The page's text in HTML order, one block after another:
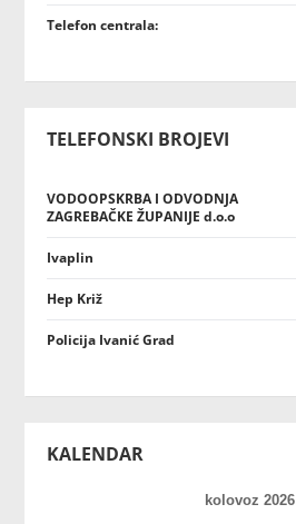
Telefon centrala:
TELEFONSKI BROJEVI
VODOOPSKRBA I ODVODNJA
ZAGREBAČKE ŽUPANIJE d.o.o
Ivaplin
Hep Križ
Policija Ivanić Grad
KALENDAR
kolovoz 2026